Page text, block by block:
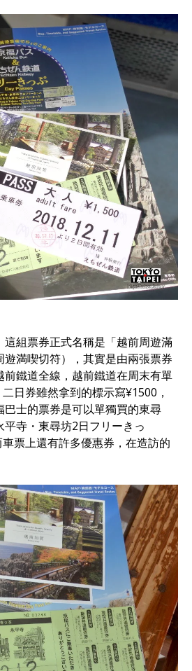
組票券正式名稱是「越前周遊滿
満喫切符），其實是由兩張票券
鐵道全線，越前鐵道在周末有單
日券雖然拿到的標示寫¥1500，
士的票券是可以單獨買的東尋
寺・東尋坊2日フリーきっ
票上還有許多優惠券，在造訪的